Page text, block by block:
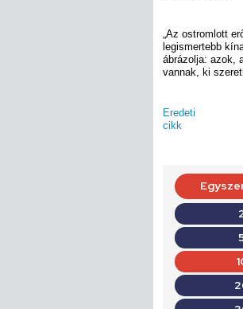
„Az ostromlott
legismertebb
ábrázolja: azok,
vannak, ki
Eredeti
cikk